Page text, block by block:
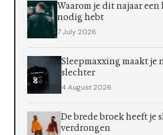
Waarom je dit najaar
nodig hebt
7 July 2026
Sleepmaxxing maakt je
slechter
4 August 2026
De brede broek heeft je
verdrongen